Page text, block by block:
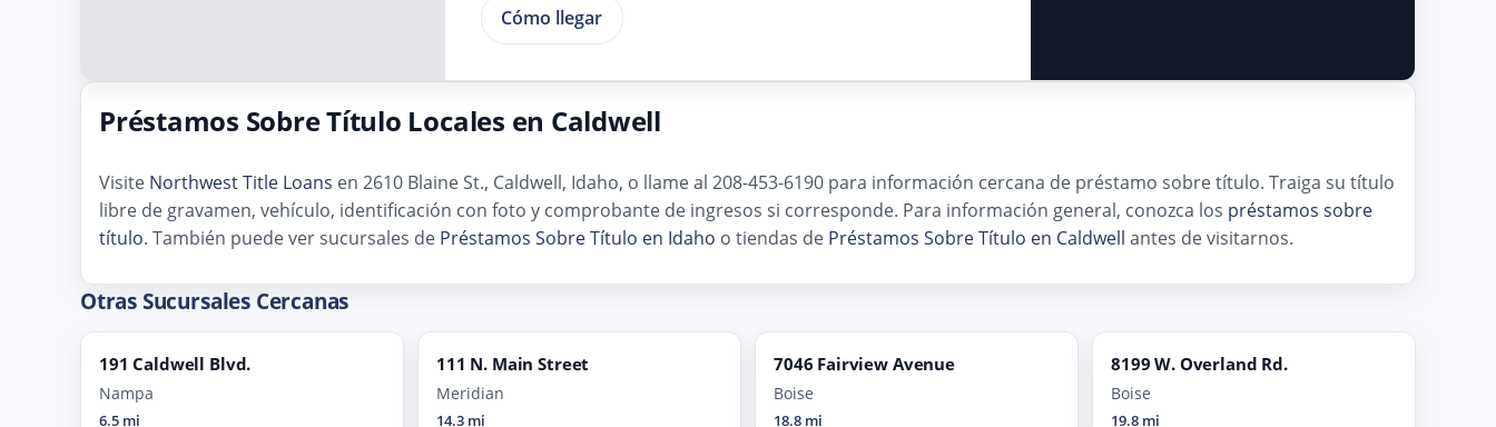
Cómo llegar
Préstamos Sobre Título Locales en Caldwell
Visite Northwest Title Loans en 2610 Blaine St., Caldwell, Idaho, o llame al 208-453-6190 para información cercana de préstamo sobre título. Traiga su título
libre de gravamen, vehículo, identificación con foto y comprobante de ingresos si corresponde. Para información general, conozca los préstamos sobre
título. También puede ver sucursales de Préstamos Sobre Título en Idaho o tiendas de Préstamos Sobre Título en Caldwell antes de visitarnos.
Otras Sucursales Cercanas
191 Caldwell Blvd.
Nampa
6.5 mi
111 N. Main Street
Meridian
14.3 mi
7046 Fairview Avenue
Boise
18.8 mi
8199 W. Overland Rd.
Boise
19.8 mi